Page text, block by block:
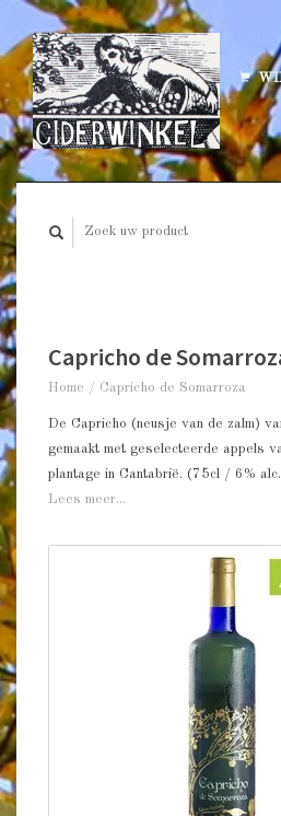
Capricho de
Home / Capricho de Somarroza
De Capricho (neusje van de zalm)
gemaakt met geselecteerde appels
plantage in Cantabrië. (75cl / 6%
Lees meer...